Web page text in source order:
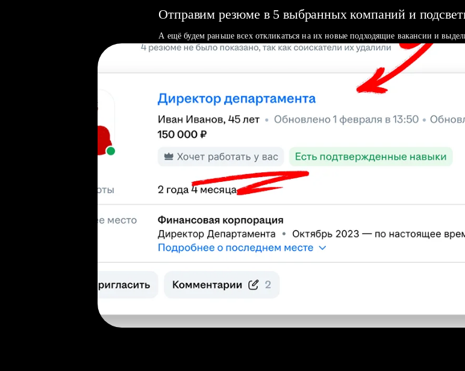
Отправим резюме в 5 выбранных компаний и
А ещё будем раньше всех откликаться на их новые подходящие вакансии и